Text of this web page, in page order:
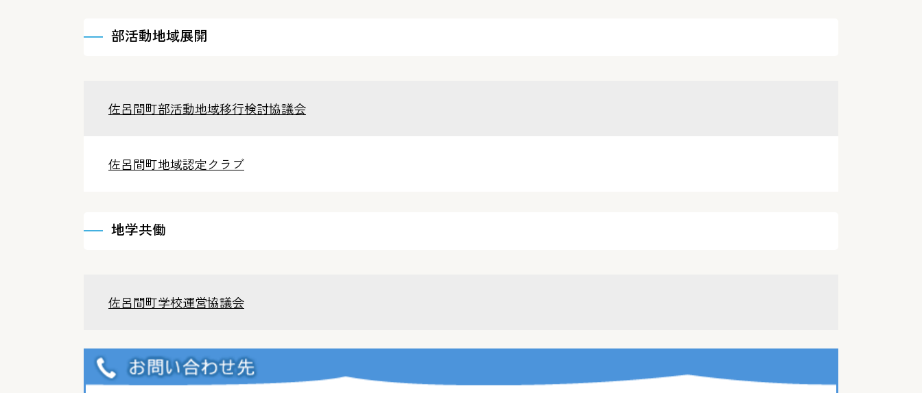
部活動地域展開
佐呂間町部活動地域移行検討協議会
佐呂間町地域認定クラブ
地学共働
佐呂間町学校運営協議会